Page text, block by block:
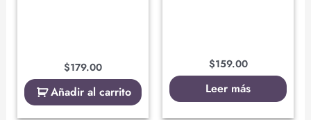
$179.00
Añadir al carrito
$159.00
Leer más